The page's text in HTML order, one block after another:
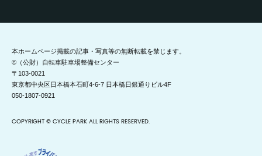
本ホームページ掲載の記事・写真等の無断転載を禁じます。
©（公財）自転車駐車場整備センター
〒103-0021
東京都中央区日本橋本石町4-6-7 日本橋日銀通りビル4F
050-1807-0921
COPYRIGHT © CYCLE PARK ALL RIGHTS RESERVED.